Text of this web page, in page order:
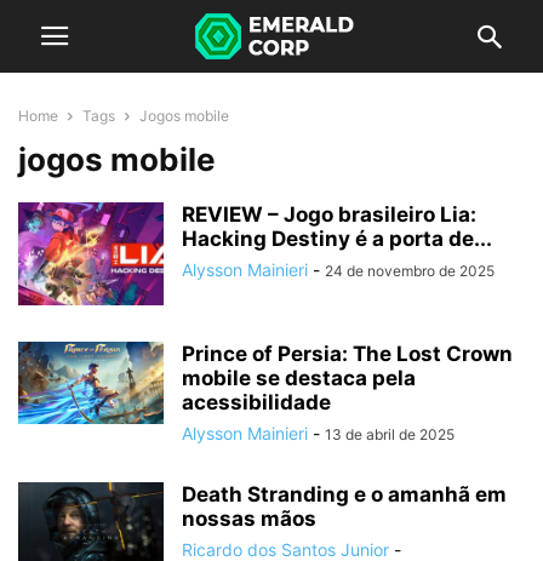
Home Tags Jogos mobile
jogos mobile
REVIEW – Jogo brasileiro Lia:
Hacking Destiny é a porta de...
Alysson Mainieri - 24 de novembro de 2025
Prince of Persia: The Lost Crown
mobile se destaca pela
acessibilidade
Alysson Mainieri - 13 de abril de 2025
Death Stranding e o amanhã em
nossas mãos
Ricardo dos Santos Junior -